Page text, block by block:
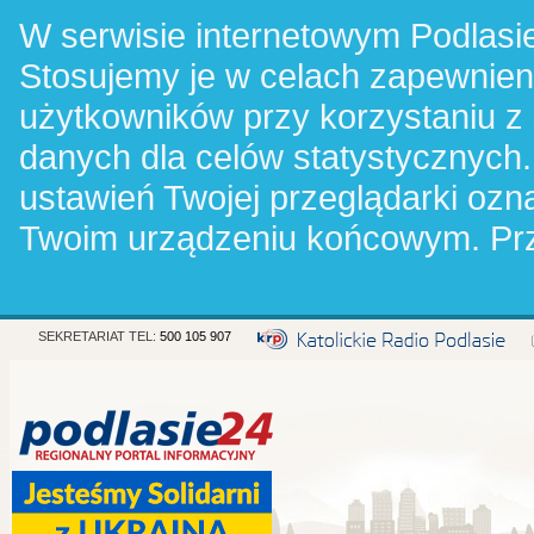
W serwisie internetowym
Stosujemy je w celach
użytkowników przy korzystaniu
danych dla celów
ustawień Twojej przeglądarki
Twoim urządzeniu końcowym.
SEKRETARIAT TEL: 500 105 907